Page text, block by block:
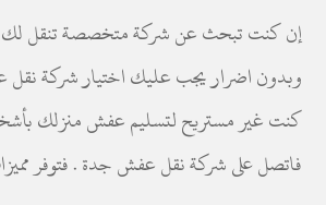
إن كنت تبحث عن شركة متخصصة تنقل
وبدون اضرار يجب عليك اختيار شركة
كنت غير مستريح لتسليم عفش منزلك
فاتصل على شركة نقل عفش جدة . فتوفر